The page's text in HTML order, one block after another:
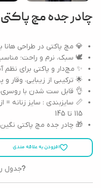
چادر جده مچ
💎 مچ پاکتی در طراحی
🕊️ سبک، نرم و راحت؛
✨ مچ‌دار و پاکتی برای نظم
🌟 ترکیبی از زیبایی، وقار
👌 قابل ست شدن با
115 تا 145
🎁 چادر جده مچ پاکتی نگین
افزودن به علاقه مندی
جدول